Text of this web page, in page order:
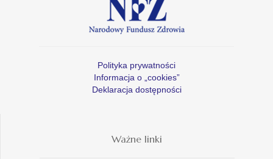
Polityka prywatności
Informacja o „cookies”
Deklaracja dostępności
Ważne linki